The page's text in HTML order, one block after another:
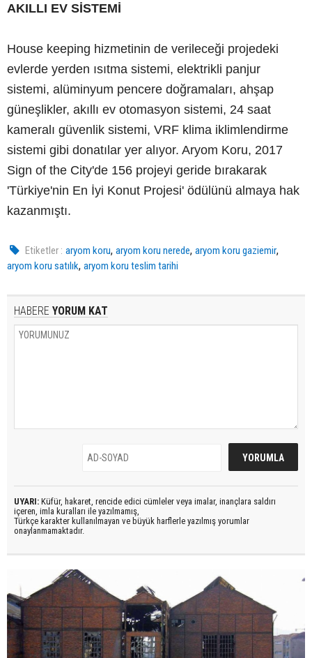
AKILLI EV SİSTEMİ
House keeping hizmetinin de verileceği projedeki
evlerde yerden ısıtma sistemi, elektrikli panjur
sistemi, alüminyum pencere doğramaları, ahşap
güneşlikler, akıllı ev otomasyon sistemi, 24 saat
kameralı güvenlik sistemi, VRF klima iklimlendirme
sistemi gibi donatılar yer alıyor. Aryom Koru, 2017
Sign of the City'de 156 projeyi geride bırakarak
'Türkiye'nin En İyi Konut Projesi' ödülünü almaya hak
kazanmıştı.
Etiketler : aryom koru,aryom koru nerede,aryom koru gaziemir,
aryom koru satılık, aryom koru teslim tarihi
HABERE YORUM KAT
UYARI: Küfür, hakaret, rencide edici cümleler veya imalar, inançlara saldırı
içeren, imla kuralları ile yazılmamış,
Türkçe karakter kullanılmayan ve büyük harflerle yazılmış yorumlar
onaylanmamaktadır.